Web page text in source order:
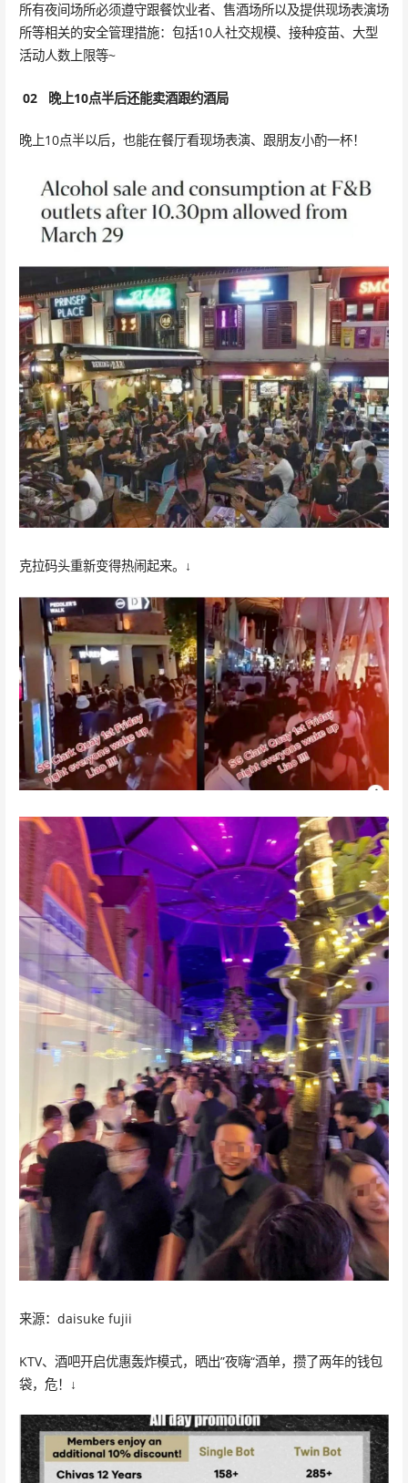
所有夜间场所必须遵守跟餐饮业者、售酒场所以及提供现场表演场
所等相关的安全管理措施：包括10人社交规模、接种疫苗、大型
活动人数上限等~
02 晚上10点半后还能卖酒跟约酒局
晚上10点半以后，也能在餐厅看现场表演、跟朋友小酌一杯！
克拉码头重新变得热闹起来。↓
来源：daisuke fujii
KTV、酒吧开启优惠轰炸模式，晒出”夜嗨“酒单，攒了两年的钱包
袋，危！↓